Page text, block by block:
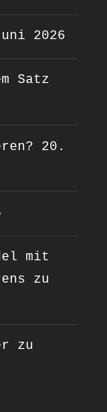
2026
Satz
20.
mit
zu
zu